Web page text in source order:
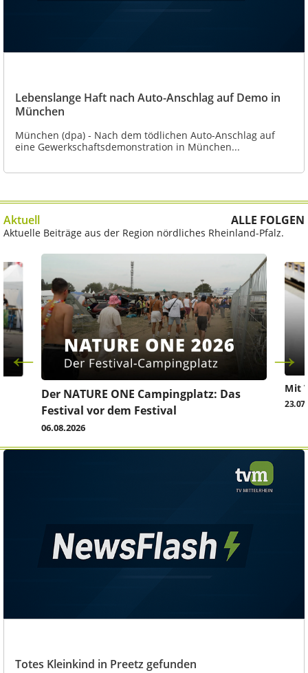
Lebenslange Haft nach Auto-Anschlag auf Demo in
München
München (dpa) - Nach dem tödlichen Auto-Anschlag auf
eine Gewerkschaftsdemonstration in München...
Aktuell ALLE FOLGEN
Aktuelle Beiträge aus der Region nördliches Rheinland-Pfalz.
Der NATURE ONE Campingplatz: Das
Festival vor dem Festival
06.08.2026
Mit
Totes Kleinkind in Preetz gefunden